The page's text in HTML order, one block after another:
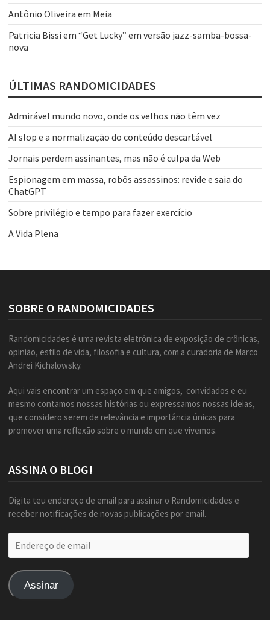
Antônio Oliveira em Meia
Patricia Bissi em “Get Lucky” em versão jazz-samba-bossa-
nova
ÚLTIMAS RANDOMICIDADES
Admirável mundo novo, onde os velhos não têm vez
AI slop e a normalização do conteúdo descartável
Jornais perdem assinantes, mas não é culpa da Web
Espionagem em massa, robôs assassinos: revide e saia do
ChatGPT
Sobre privilégio e tempo para fazer exercício
A Vida Plena
SOBRE O RANDOMICIDADES
Randomicidades é uma revista eletrônica de exposição de crônicas,
opinião, estilo de vida, filosofia e cultura, com a curadoria de Marco
Andrei Kichalowsky.
Aqui vais encontrar um espaço em que amigos, convidados e eu
mesmo contamos nossas histórias ou expressamos nossas ideias,
que considero serem de relevância e importância únicas para
promover uma reflexão sobre o mundo em que vivemos.
ASSINA O BLOG!
Digita teu endereço de email para assinar o Randomicidades e
receber notificações de novas publicações por email.
de
Assinar